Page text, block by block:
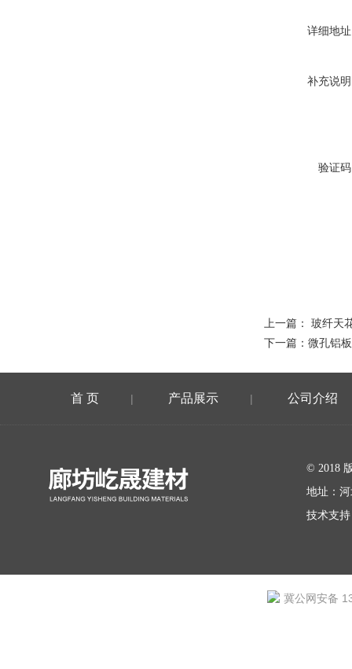
详细地
补充说
验证
上一篇： 玻纤天
下一篇： 微孔铝
首 页 | 产品展示 | 公司介绍
© 2018
地址：
技术支
冀公网安备